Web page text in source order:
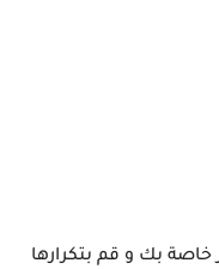
خاصة بك و قم بتكرارها